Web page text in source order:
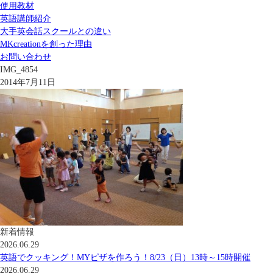
使用教材
英語講師紹介
大手英会話スクールとの違い
MKcreationを創った理由
お問い合わせ
IMG_4854
2014年7月11日
新着情報
2026.06.29
英語でクッキング！MYピザを作ろう！8/23（日）13時～15時開催
2026.06.29